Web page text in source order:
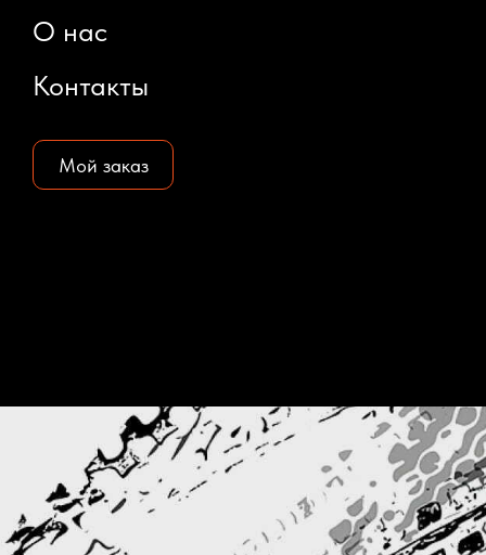
Мой заказ
Контакты
О нас